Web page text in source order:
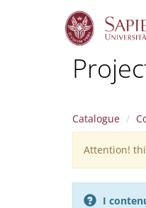
Catalogue
Warning
message
Attention!
I